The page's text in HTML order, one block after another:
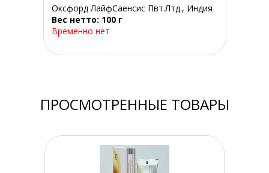
Оксфорд ЛайфСаенсис Пвт.Лтд., Индия
Вес нетто: 100 г
Временно нет
ПРОСМОТРЕННЫЕ ТОВАРЫ